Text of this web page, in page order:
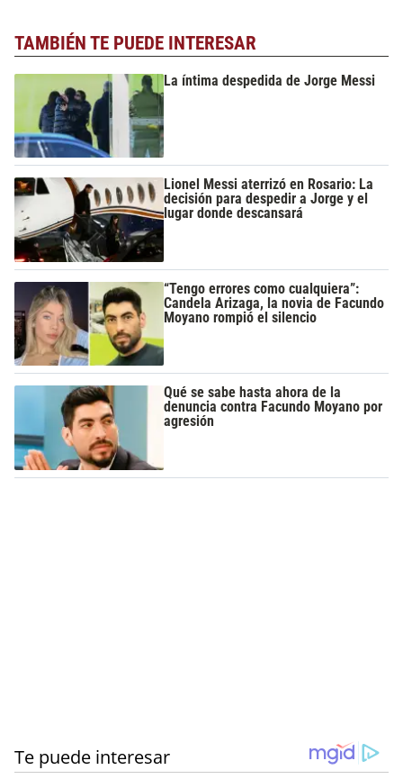
TAMBIÉN TE PUEDE INTERESAR
La íntima despedida de Jorge Messi
Lionel Messi aterrizó en Rosario: La
decisión para despedir a Jorge y el
lugar donde descansará
“Tengo errores como cualquiera”:
Candela Arizaga, la novia de Facundo
Moyano rompió el silencio
Qué se sabe hasta ahora de la
denuncia contra Facundo Moyano por
agresión